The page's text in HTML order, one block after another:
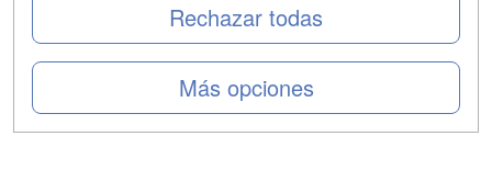
Más opciones
Rechazar todas